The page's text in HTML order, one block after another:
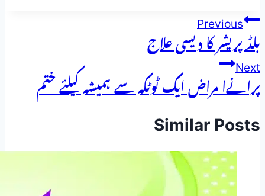
پوسٹوں
کی
نیویگیشن
Previous
بلڈ پریشر کا دیسی علاج
Next
پرانےا مراض ایک ٹوٹکہ سے ہمیشہ کیلئے ختم
Similar Posts